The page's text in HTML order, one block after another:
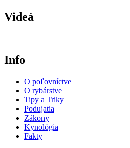
Videá
Info
O poľovníctve
O rybárstve
Tipy a Triky
Podujatia
Zákony
Kynológia
Fakty